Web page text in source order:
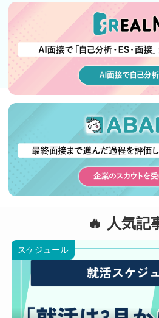
人気記
スケジュール